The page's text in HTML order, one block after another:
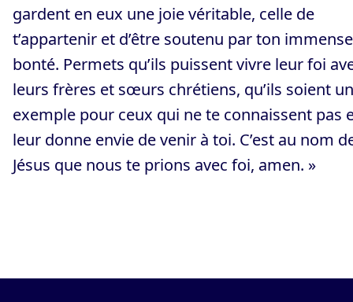
gardent en eux une joie véritable, celle de
t’appartenir et d’être soutenu par ton immense
bonté. Permets qu’ils puissent vivre leur foi
leurs frères et sœurs chrétiens, qu’ils soient un
exemple pour ceux qui ne te connaissent pas
leur donne envie de venir à toi. C’est au nom
Jésus que nous te prions avec foi, amen. »